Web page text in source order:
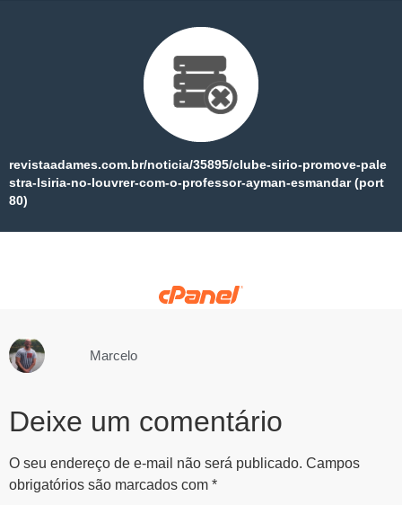
Marcelo
Deixe um comentário
O seu endereço de e-mail não será publicado. Campos
obrigatórios são marcados com *